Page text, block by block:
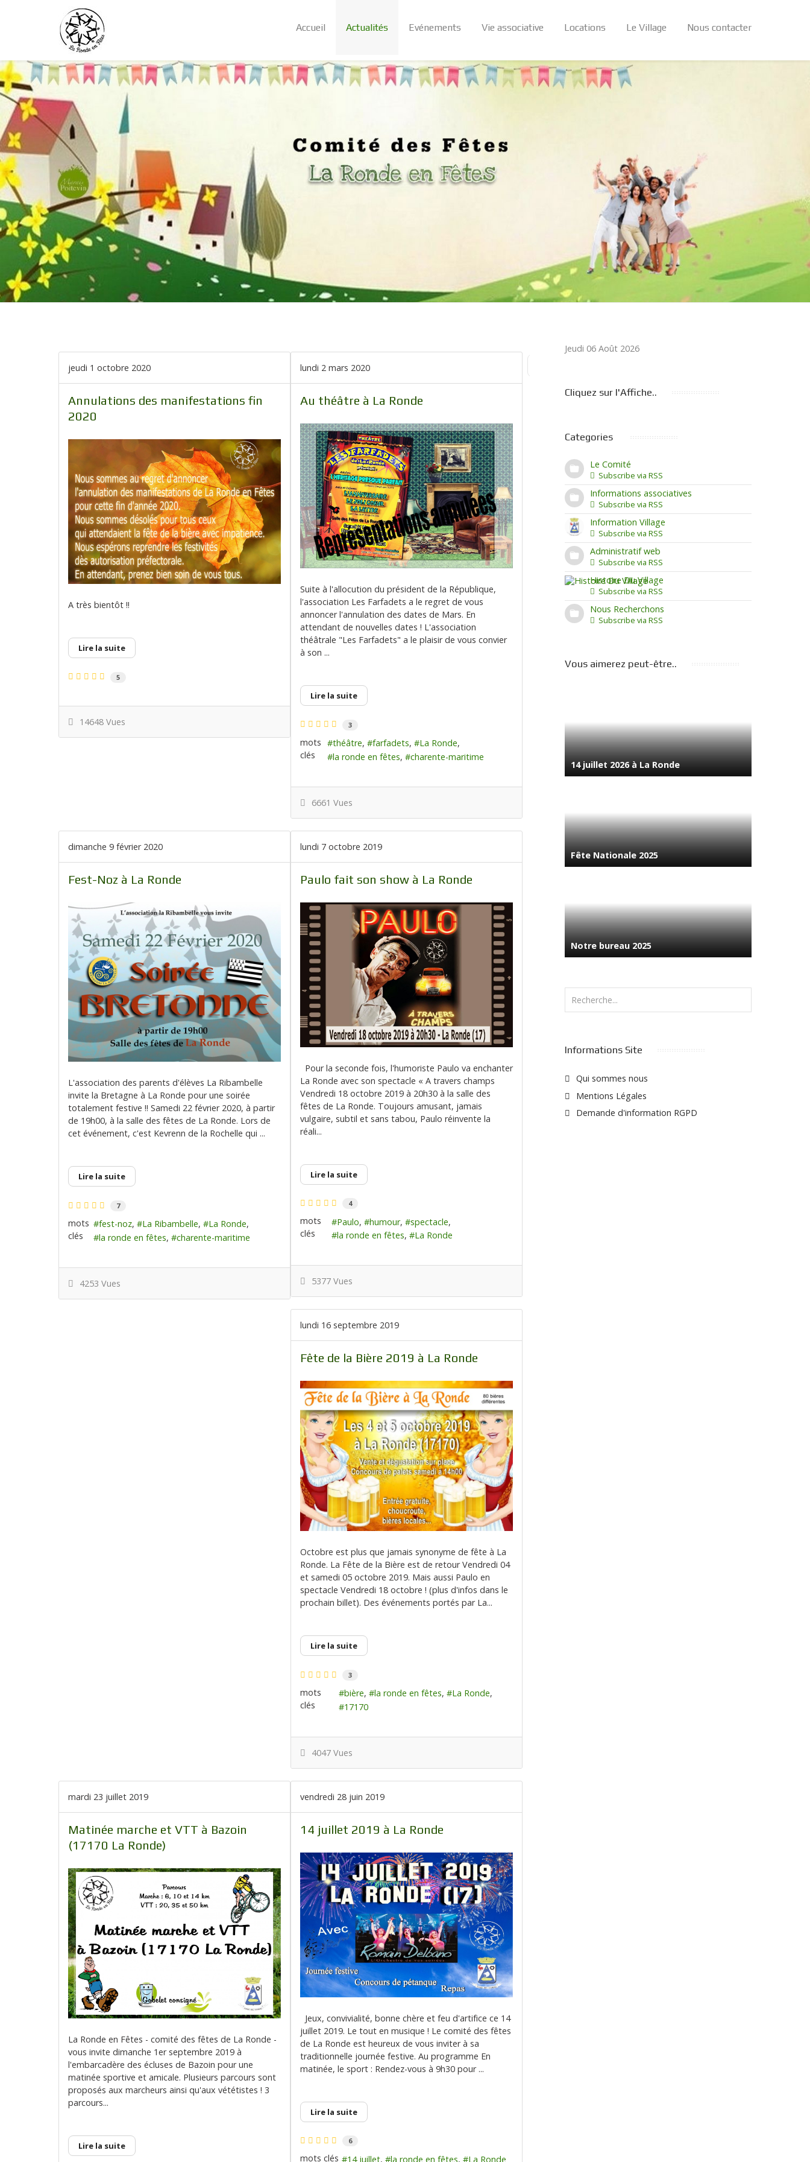
Accueil Actualités Evénements Vie associative Locations Le Village Nous contacter
jeudi 1 octobre 2020
Annulations des manifestations fin
2020
A très bientôt !!
Lire la suite
5
14648 Vues
lundi 2 mars 2020
Au théâtre à La Ronde
Suite à l'allocution du président de la République,
l'association Les Farfadets a le regret de vous
annoncer l'annulation des dates de Mars. En
attendant de nouvelles dates ! L'association
théâtrale "Les Farfadets" a le plaisir de vous convier
à son ...
Lire la suite
3
mots
clés
théâtre farfadets
La Ronde
la ronde en fêtes
charente-maritime
6661 Vues
dimanche 9 février 2020
Fest-Noz à La Ronde
L'association des parents d'élèves La Ribambelle
invite la Bretagne à La Ronde pour une soirée
totalement festive !! Samedi 22 février 2020, à partir
de 19h00, à la salle des fêtes de La Ronde. Lors de
cet événement, c'est Kevrenn de la Rochelle qui ...
Lire la suite
7
mots
clés
fest-noz La Ribambelle
La Ronde
la ronde en fêtes
charente-maritime
4253 Vues
lundi 7 octobre 2019
Paulo fait son show à La Ronde
Pour la seconde fois, l'humoriste Paulo va enchanter
La Ronde avec son spectacle « A travers champs
Vendredi 18 octobre 2019 à 20h30 à la salle des
fêtes de La Ronde. Toujours amusant, jamais
vulgaire, subtil et sans tabou, Paulo réinvente la
réali...
Lire la suite
4
mots
clés
Paulo humour
spectacle
la ronde en fêtes
La Ronde
5377 Vues
lundi 16 septembre 2019
Fête de la Bière 2019 à La Ronde
Octobre est plus que jamais synonyme de fête à La
Ronde. La Fête de la Bière est de retour Vendredi 04
et samedi 05 octobre 2019. Mais aussi Paulo en
spectacle Vendredi 18 octobre ! (plus d'infos dans le
prochain billet). Des événements portés par La...
Lire la suite
3
mots
clés
bière la ronde en fêtes
La Ronde
17170
4047 Vues
mardi 23 juillet 2019
Matinée marche et VTT à Bazoin
(17170 La Ronde)
La Ronde en Fêtes - comité des fêtes de La Ronde -
vous invite dimanche 1er septembre 2019 à
l'embarcadère des écluses de Bazoin pour une
matinée sportive et amicale. Plusieurs parcours sont
proposés aux marcheurs ainsi qu'aux vététistes ! 3
parcours...
Lire la suite
vendredi 28 juin 2019
14 juillet 2019 à La Ronde
Jeux, convivialité, bonne chère et feu d'artifice ce 14
juillet 2019. Le tout en musique ! Le comité des fêtes
de La Ronde est heureux de vous inviter à sa
traditionnelle journée festive. Au programme En
matinée, le sport : Rendez-vous à 9h30 pour ...
Lire la suite
6
mots clés 14 juillet la ronde en fêtes La Ronde
Jeudi 06 Août 2026
Cliquez sur l'Affiche..
Categories
Le Comité
Subscribe via RSS
Informations associatives
Subscribe via RSS
Information Village
Subscribe via RSS
Administratif web
Subscribe via RSS
Histoire Du Village
Subscribe via RSS
Nous Recherchons
Subscribe via RSS
Vous aimerez peut-être..
14 juillet 2026 à La Ronde
Fête Nationale 2025
Notre bureau 2025
Rechercher
Informations Site
Qui sommes nous
Mentions Légales
Demande d'information RGPD